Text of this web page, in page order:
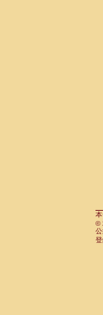
©